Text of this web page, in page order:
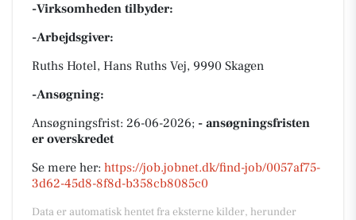
-Virksomheden tilbyder:
-Arbejdsgiver:
Ruths Hotel, Hans Ruths Vej, 9990 Skagen
-Ansøgning:
Ansøgningsfrist: 26-06-2026; - ansøgningsfristen
er overskredet
Se mere her: https://job.jobnet.dk/find-job/0057af75-
3d62-45d8-8f8d-b358cb8085c0
Data er automatisk hentet fra eksterne kilder, herunder